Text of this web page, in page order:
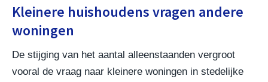
Kleinere huishoudens vragen andere
woningen
De stijging van het aantal alleenstaanden vergroot
vooral de vraag naar kleinere woningen in stedelijke